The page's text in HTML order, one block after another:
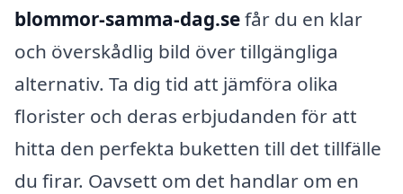
blommor-samma-dag.sefår du en klar
och överskådlig bild över tillgängliga
alternativ. Ta dig tid att jämföra olika
florister och deras erbjudanden för att
hitta den perfekta buketten till det tillfälle
du firar. Oavsett om det handlar om en